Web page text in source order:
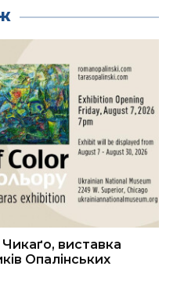
Чикаґо, виставка
Опалінських